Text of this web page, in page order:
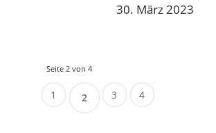
30. März 2023
Seite 2 von 4
1 2 3 4